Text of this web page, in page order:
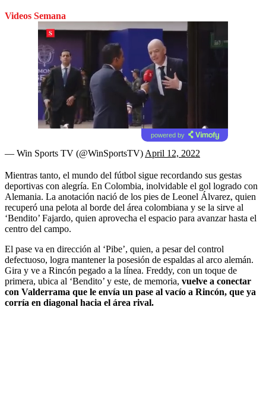
Videos Semana
powered by
— Win Sports TV (@WinSportsTV) April 12, 2022
Mientras tanto, el mundo del fútbol sigue recordando sus gestas
deportivas con alegría. En Colombia, inolvidable el gol logrado con
Alemania. La anotación nació de los pies de Leonel Álvarez, quien
recuperó una pelota al borde del área colombiana y se la sirve al
‘Bendito’ Fajardo, quien aprovecha el espacio para avanzar hasta el
centro del campo.
El pase va en dirección al ‘Pibe’, quien, a pesar del control
defectuoso, logra mantener la posesión de espaldas al arco alemán.
Gira y ve a Rincón pegado a la línea. Freddy, con un toque de
primera, ubica al ‘Bendito’ y este, de memoria, vuelve a conectar
con Valderrama que le envía un pase al vacío a Rincón, que ya
corría en diagonal hacia el área rival.